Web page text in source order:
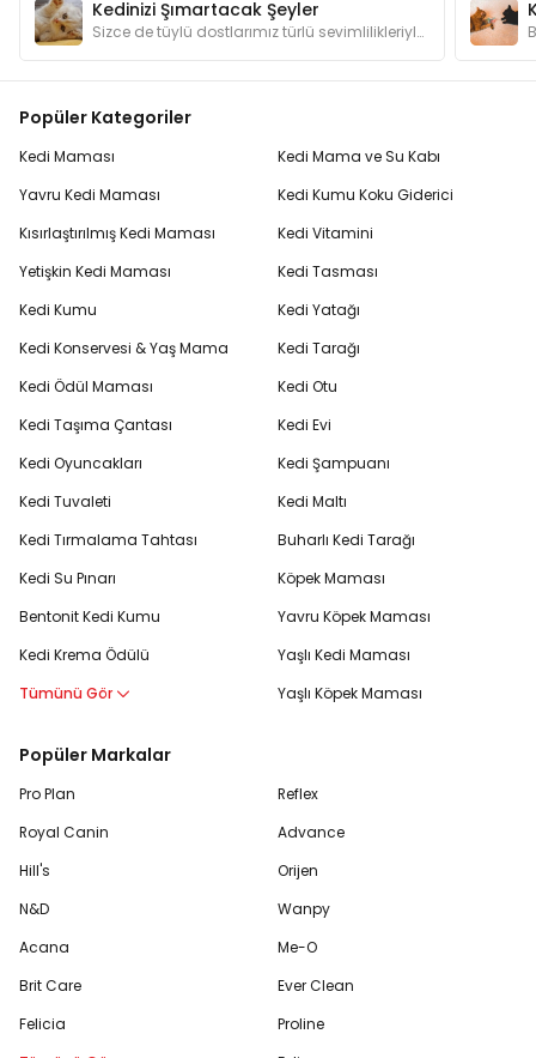
Kedinizi Şımartacak Şeyler
Sizce de tüylü dostlarımız türlü sevimlilikleriyle şımartılmayı hak etmiyorlar mı? Kedilerimizin canının sıkılmaması için hangi hediyelerden alalım?
Popüler Kategoriler
Kedi Maması
Yavru Kedi Maması
Kısırlaştırılmış Kedi Maması
Yetişkin Kedi Maması
Kedi Kumu
Kedi Konservesi & Yaş Mama
Kedi Ödül Maması
Kedi Taşıma Çantası
Kedi Oyuncakları
Kedi Tuvaleti
Kedi Tırmalama Tahtası
Kedi Su Pınarı
Bentonit Kedi Kumu
Kedi Krema Ödülü
Tümünü Gör
Kedi Mama ve Su Kabı
Kedi Kumu Koku Giderici
Kedi Vitamini
Kedi Tasması
Kedi Yatağı
Kedi Tarağı
Kedi Otu
Kedi Evi
Kedi Şampuanı
Kedi Maltı
Buharlı Kedi Tarağı
Köpek Maması
Yavru Köpek Maması
Yaşlı Kedi Maması
Yaşlı Köpek Maması
Popüler Markalar
Pro Plan
Royal Canin
Hill's
N&D
Acana
Brit Care
Felicia
Reflex
Advance
Orijen
Wanpy
Me-O
Ever Clean
Proline